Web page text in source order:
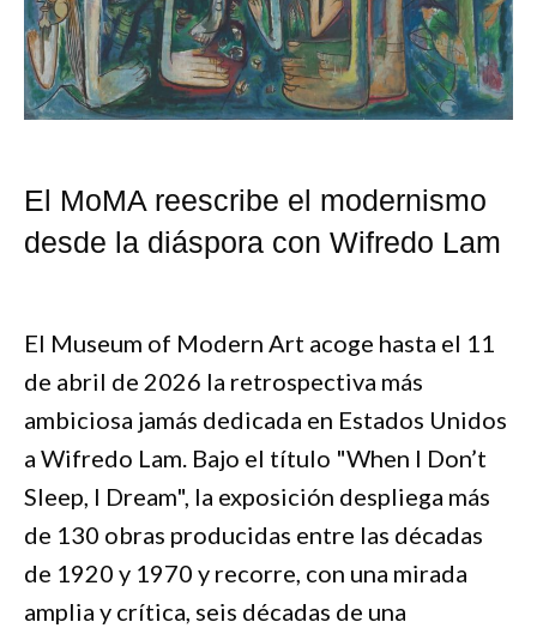
El MoMA reescribe el modernismo
desde la diáspora con Wifredo Lam
El Museum of Modern Art acoge hasta el 11
de abril de 2026 la retrospectiva más
ambiciosa jamás dedicada en Estados Unidos
a Wifredo Lam. Bajo el título "When I Don’t
Sleep, I Dream", la exposición despliega más
de 130 obras producidas entre las décadas
de 1920 y 1970 y recorre, con una mirada
amplia y crítica, seis décadas de una